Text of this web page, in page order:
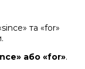
та «for»
або «for».